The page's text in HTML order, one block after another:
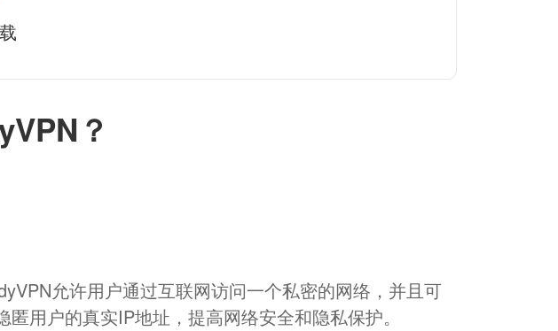
？
允许用户通过互联网访问一个私密的网络，并且可
匿用户的真实IP地址，提高网络安全和隐私保护。